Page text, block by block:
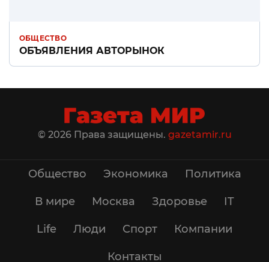
ОБЩЕСТВО
ОБЪЯВЛЕНИЯ АВТОРЫНОК
© 2026 Права защищены. gazetamir.ru
Общество Экономика Политика
В мире Москва Здоровье IT
Life Люди Спорт Компании
Контакты